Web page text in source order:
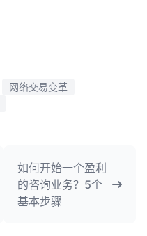
网络交易变革
如何开始一个盈利
的咨询业务？5个
基本步骤